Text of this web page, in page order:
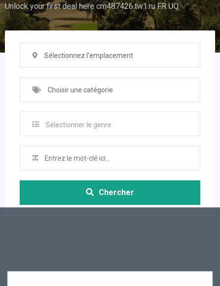
Unlock your first deal here cm487426.tw1.ru FR UQ
Sélectionnez l'emplacement
Choisir une catégorie
Sélectionner le genre
Chercher